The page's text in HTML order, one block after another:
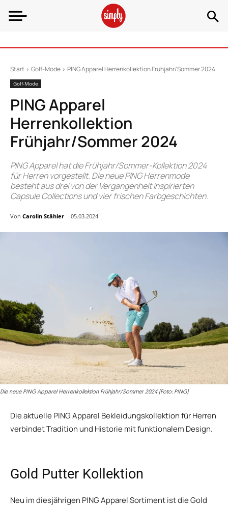
Start Golf-Mode PING Apparel Herrenkollektion Frühjahr/Sommer 2024
Golf-Mode
PING Apparel
Herrenkollektion
Frühjahr/Sommer 2024
PING Apparel hat die Frühjahr/Sommer-Kollektion 2024
für Herren vorgestellt. Die neue PING Herrenmode
besteht aus drei von der Vergangenheit inspirierten
Capsule Collections und vier frischen Farbgeschichten.
Von Carolin Stähler 05.03.2024
Die neue PING Apparel Herrenkollektion Frühjahr/Sommer 2024 (Foto: PING)
Die aktuelle PING Apparel Bekleidungskollektion für Herren
verbindet Tradition und Historie mit funktionalem Design.
Gold Putter Kollektion
Neu im diesjährigen PING Apparel Sortiment ist die Gold